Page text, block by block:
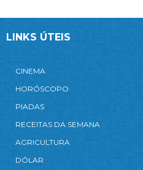
LINKS ÚTEIS
CINEMA
HORÓSCOPO
PIADAS
RECEITAS DA SEMANA
AGRICULTURA
DÓLAR